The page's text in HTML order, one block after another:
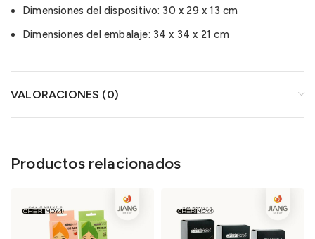
Dimensiones del dispositivo: 30 x 29 x 13 cm
Dimensiones del embalaje: 34 x 34 x 21 cm
VALORACIONES (0)
Productos relacionados